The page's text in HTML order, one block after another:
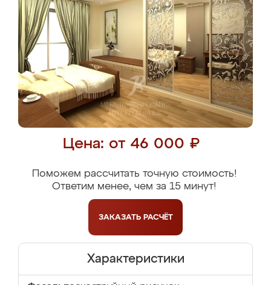
Цена: от 46 000 ₽
Поможем рассчитать точную стоимость!
Ответим менее, чем за 15 минут!
ЗАКАЗАТЬ РАСЧЁТ
Характеристики